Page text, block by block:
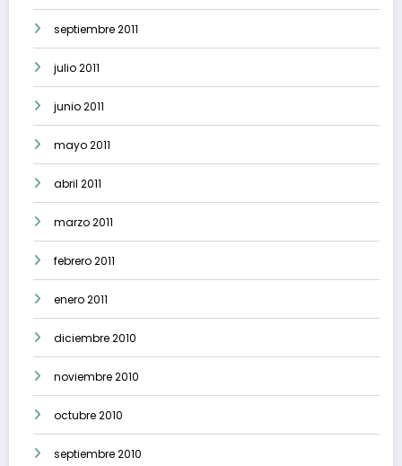
septiembre 2011
julio 2011
junio 2011
mayo 2011
abril 2011
marzo 2011
febrero 2011
enero 2011
diciembre 2010
noviembre 2010
octubre 2010
septiembre 2010